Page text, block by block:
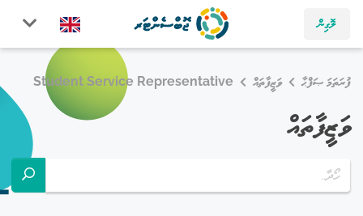
ލޮގިން
ފުރަތަމަ ޞަފްޙާ ވަޒީފާތައް Student Service Representative
ވަޒީފާތައް